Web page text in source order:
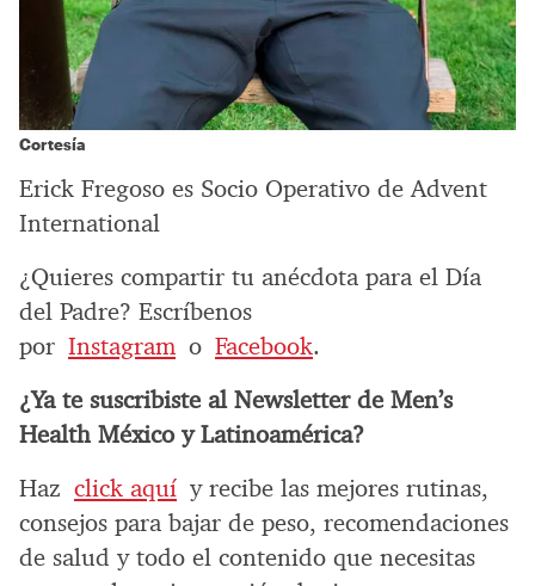
Cortesía
Erick Fregoso es Socio Operativo de Advent
International
¿Quieres compartir tu anécdota para el Día
del Padre? Escríbenos
por Instagram o Facebook.
¿Ya te suscribiste al Newsletter de Men’s
Health México y Latinoamérica?
Haz click aquí y recibe las mejores rutinas,
consejos para bajar de peso, recomendaciones
de salud y todo el contenido que necesitas